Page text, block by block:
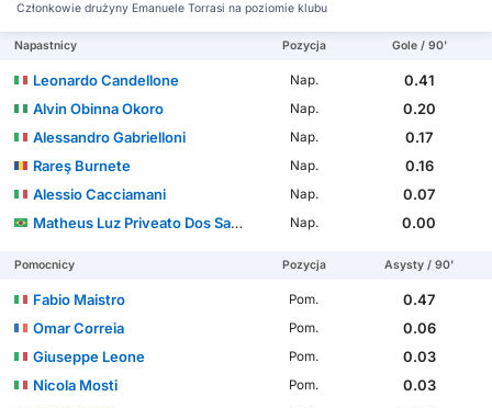
Członkowie drużyny Emanuele Torrasi na poziomie klubu
Napastnicy Pozycja Gole / 90'
Leonardo Candellone Nap.
0.41
Alvin Obinna Okoro
Nap.
0.20
Alessandro Gabrielloni
Nap.
0.17
Rareş Burnete
Nap.
0.16
Alessio Cacciamani
Nap.
0.07
Matheus Luz Priveato Dos Santos
Nap. 0.00
Pomocnicy Pozycja Asysty / 90'
Fabio Maistro Pom.
0.47
Omar Correia
Pom.
0.06
Giuseppe Leone
Pom.
0.03
Nicola Mosti
Pom.
0.03